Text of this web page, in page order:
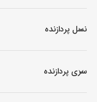
نسل پردازنده
سری پردازنده